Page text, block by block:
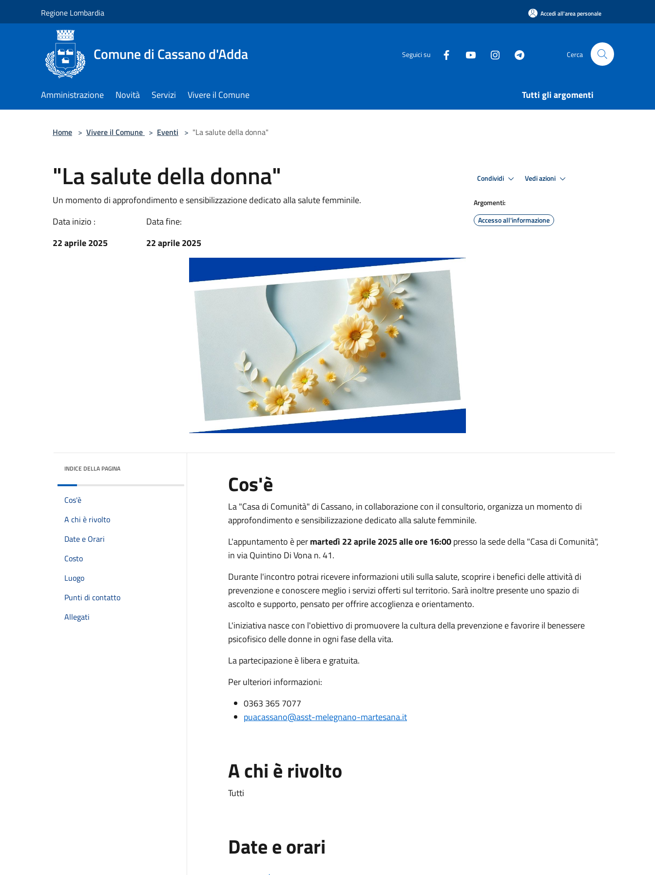
Regione Lombardia Accedi all'area personale
Comune di Cassano d'Adda Seguici su Cerca
Amministrazione Novità Servizi Vivere il Comune Tutti gli argomenti
Home > Vivere il Comune > Eventi > "La salute della donna"
"La salute della donna"
Un momento di approfondimento e sensibilizzazione dedicato alla salute femminile.
Data inizio :
22 aprile 2025
Data fine:
22 aprile 2025
Condividi Vedi azioni
Argomenti:
Accesso all'informazione
INDICE DELLA PAGINA
Cos'è
A chi è rivolto
Date e Orari
Costo
Luogo
Punti di contatto
Allegati
Cos'è
La "Casa di Comunità" di Cassano, in collaborazione con il consultorio, organizza un momento di
approfondimento e sensibilizzazione dedicato alla salute femminile.
L'appuntamento è permartedì 22 aprile 2025 alle ore 16:00presso la sede della "Casa di Comunità",
in via Quintino Di Vona n. 41.
Durante l'incontro potrai ricevere informazioni utili sulla salute, scoprire i benefici delle attività di
prevenzione e conoscere meglio i servizi offerti sul territorio. Sarà inoltre presente uno spazio di
ascolto e supporto, pensato per offrire accoglienza e orientamento.
L'iniziativa nasce con l'obiettivo di promuovere la cultura della prevenzione e favorire il benessere
psicofisico delle donne in ogni fase della vita.
La partecipazione è libera e gratuita.
Per ulteriori informazioni:
0363 365 7077
puacassano@asst-melegnano-martesana.it
A chi è rivolto
Tutti
Date e orari